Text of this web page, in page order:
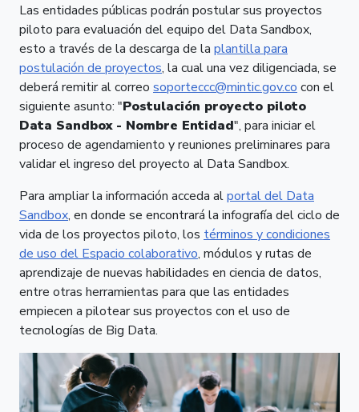
Las entidades públicas podrán postular sus proyectos
piloto para evaluación del equipo del Data Sandbox,
esto a través de la descarga de la plantilla para
postulación de proyectos, la cual una vez diligenciada, se
deberá remitir al correo soporteccc@mintic.gov.co con el
siguiente asunto: "Postulación proyecto piloto
Data Sandbox - Nombre Entidad", para iniciar el
proceso de agendamiento y reuniones preliminares para
validar el ingreso del proyecto al Data Sandbox.
Para ampliar la información acceda alportal del Data
Sandbox, en donde se encontrará la infografía del ciclo de
vida de los proyectos piloto, los términos y condiciones
de uso del Espacio colaborativo, módulos y rutas de
aprendizaje de nuevas habilidades en ciencia de datos,
entre otras herramientas para que las entidades
empiecen a pilotear sus proyectos con el uso de
tecnologías de Big Data.